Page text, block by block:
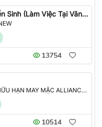
Nhân Viên Tư Vấn Tuyển Sinh (Làm Việc Tại Văn Phòng)
13754
CÔNG TY TRÁCH NHIỆM HỮU HẠN MAY MẶC ALLIANCE ONE
10514